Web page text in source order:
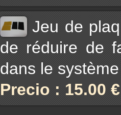
Jeu de
de réduire de
dans le
Precio : 15.00